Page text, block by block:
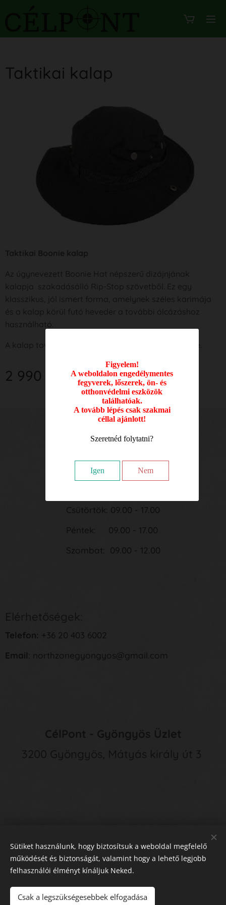
Figyelem!
A weboldalon engedélymentes
fegyverek, lőszerek, ön- és
otthonvédelmi eszközök
találhatóak.
A tovább lépés csak szakmai
céllal ajánlott!
Szeretnéd folytatni?
Igen Nem
Taktikai kalap
2 990
Kedd: 09.00 - 17.00
Csütörtök: 09.00 - 17.00
Péntek: 09.00 - 17.00
Szombat: 09.00 - 12.00
Elérhetőségek:
Telefon: +36 20 403 6002
Email : northzonegyongyos@gmail.com
CélPont - Gyöngyös Üzlet
3200 Gyöngyös, Mátyás király út 3
Elállás a Szerződéstől
Sütiket használunk, hogy biztosítsuk a weboldal megfelelő
működését és biztonságát, valamint hogy a lehető legjobb
felhasználói élményt kínáljuk Neked.
Csak a legszükségesebbek elfogadása